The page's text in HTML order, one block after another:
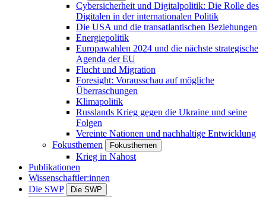
Cybersicherheit und Digitalpolitik: Die Rolle des
Digitalen in der internationalen Politik
Die USA und die transatlantischen Beziehungen
Energiepolitik
Europawahlen 2024 und die nächste strategische
Agenda der EU
Flucht und Migration
Foresight: Vorausschau auf mögliche
Überraschungen
Klimapolitik
Russlands Krieg gegen die Ukraine und seine
Folgen
Vereinte Nationen und nachhaltige Entwicklung
Fokusthemen
Fokusthemen
Krieg in Nahost
Publikationen
Wissenschaftler:innen
Die SWP
Die SWP